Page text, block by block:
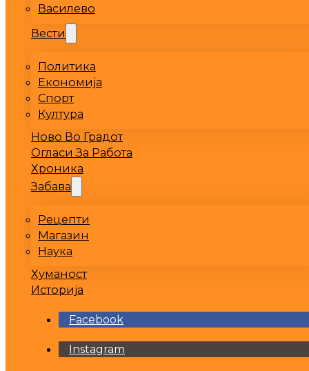
Василево
Вести
Политика
Економија
Спорт
Култура
Ново Во Градот
Огласи За Работа
Хроника
Забава
Рецепти
Магазин
Наука
Хуманост
Историја
Facebook
Instagram